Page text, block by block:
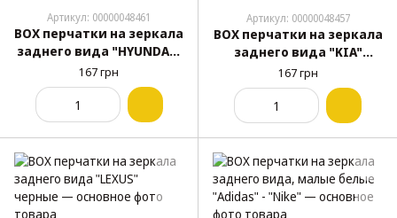
Артикул: 00000048461
BOX перчатки на зеркала
заднего вида "HYUNDAI"
черные
167 грн
Артикул: 00000048457
BOX перчатки на зеркала
заднего вида "KIA"
черные
167 грн